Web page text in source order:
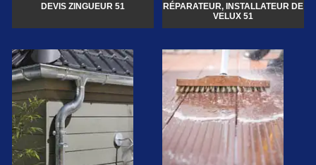
DEVIS ZINGUEUR 51
RÉPARATEUR, INSTALLATEUR DE
VELUX 51